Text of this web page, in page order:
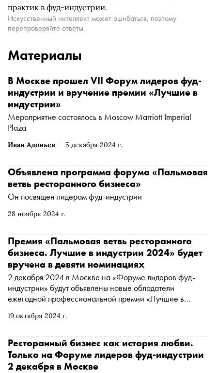
практик в фуд-индустрии.
Искусственный интеллект может ошибаться, поэтому
перепроверяйте ответы.
Материалы
Иван Адоньев 5 декабря 2024 г.
В Москве прошел VII Форум лидеров фуд-
индустрии и вручение премии «Лучшие в
индустрии»
Мероприятие состоялось в Moscow Marriott Imperial
Plaza
28 ноября 2024 г.
Объявлена программа форума «Пальмовая
ветвь ресторанного бизнеса»
Он посвящен лидерам фуд-индустрии
19 октября 2024 г.
Премия «Пальмовая ветвь ресторанного
бизнеса. Лучшие в индустрии 2024» будет
вручена в девяти номинациях
2 декабря 2024 в Москве на «Форуме лидеров фуд-
индустрии» будут объявлены новые обладатели
ежегодной профессиональной премии «Лучшие в
ресторанов, которые хотят рассказать миру о своих
развитие отрасли
Ресторанный бизнес как история любви.
Только на Форуме лидеров фуд-индустрии
2 декабря в Москве